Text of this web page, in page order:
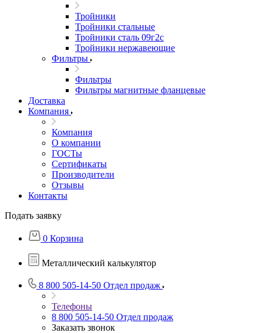
Тройники
Тройники стальные
Тройники сталь 09г2с
Тройники нержавеющие
Фильтры
Фильтры
Фильтры магнитные фланцевые
Доставка
Компания
Компания
О компании
ГОСТы
Сертификаты
Производители
Отзывы
Контакты
Подать заявку
0 Корзина
Металлический калькулятор
8 800 505-14-50 Отдел продаж
Телефоны
8 800 505-14-50 Отдел продаж
Заказать звонок